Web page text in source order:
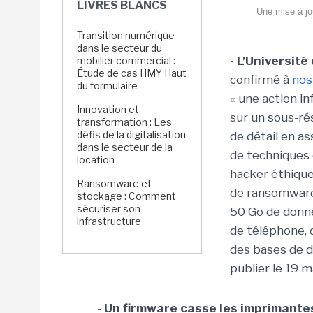
LIVRES BLANCS
Transition numérique
dans le secteur du
mobilier commercial :
Étude de cas HMY Haut
du formulaire
Innovation et
transformation : Les
défis de la digitalisation
dans le secteur de la
location
Ransomware et
stockage : Comment
sécuriser son
infrastructure
Une mise à
-
confirmé à
« une action
sur un sous-
de détail en
de techniques
hacker
de
50 Go de
de téléphone,
des bases de
publier le 19
- Un firmware casse les